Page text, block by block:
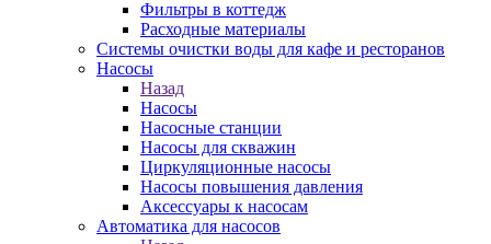
Фильтры в коттедж
Расходные материалы
Системы очистки воды для кафе и ресторанов
Насосы
Назад
Насосы
Насосные станции
Насосы для скважин
Циркуляционные насосы
Насосы повышения давления
Аксессуары к насосам
Автоматика для насосов